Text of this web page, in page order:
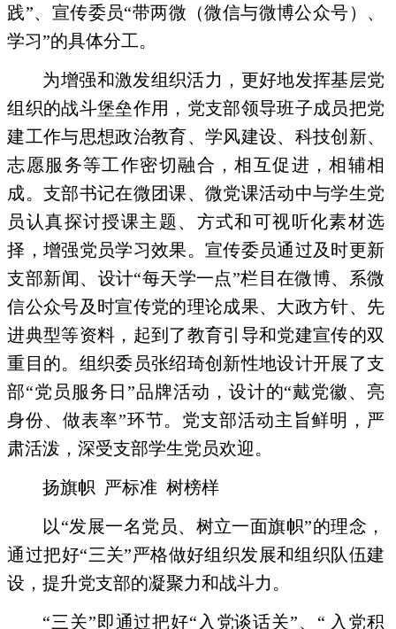
践”、宣传委员“带两微（微信与微博公众号）、
学习”的具体分工。
为增强和激发组织活力，更好地发挥基层党
组织的战斗堡垒作用，党支部领导班子成员把党
建工作与思想政治教育、学风建设、科技创新、
志愿服务等工作密切融合，相互促进，相辅相
成。支部书记在微团课、微党课活动中与学生党
员认真探讨授课主题、方式和可视听化素材选
择，增强党员学习效果。宣传委员通过及时更新
支部新闻、设计“每天学一点”栏目在微博、系微
信公众号及时宣传党的理论成果、大政方针、先
进典型等资料，起到了教育引导和党建宣传的双
重目的。组织委员张绍琦创新性地设计开展了支
部“党员服务日”品牌活动，设计的“戴党徽、亮
身份、做表率”环节。党支部活动主旨鲜明，严
肃活泼，深受支部学生党员欢迎。
扬旗帜 严标准 树榜样
以“发展一名党员、树立一面旗帜”的理念，
通过把好“三关”严格做好组织发展和组织队伍建
设，提升党支部的凝聚力和战斗力。
“三关”即通过把好“入党谈话关”、“ 入党积